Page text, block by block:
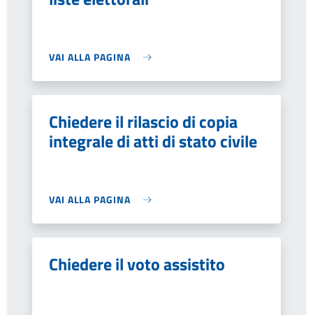
VAI ALLA PAGINA
Chiedere il rilascio di copia
integrale di atti di stato civile
VAI ALLA PAGINA
Chiedere il voto assistito